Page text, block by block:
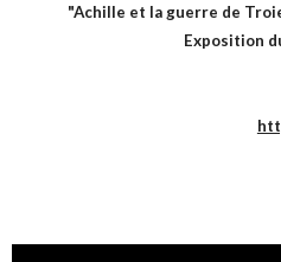
"Achille et la guerre de
Exposition